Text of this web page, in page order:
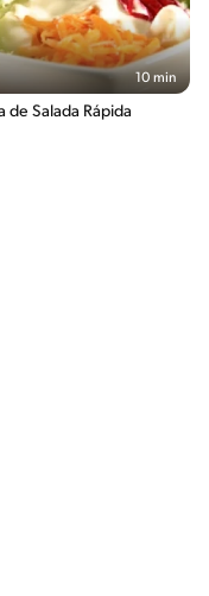
10 min
de Salada Rápida